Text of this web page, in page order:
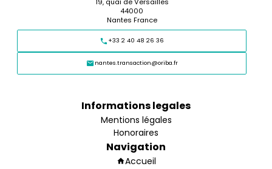
44000
Nantes France
+33 2 40 48 26 36
nantes.transaction@oriba.fr
Informations legales
Mentions légales
Honoraires
Navigation
Accueil